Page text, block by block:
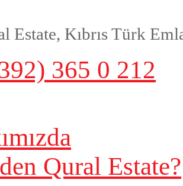
Estate, Kıbrıs Türk
365 0 212
Qural Estate?